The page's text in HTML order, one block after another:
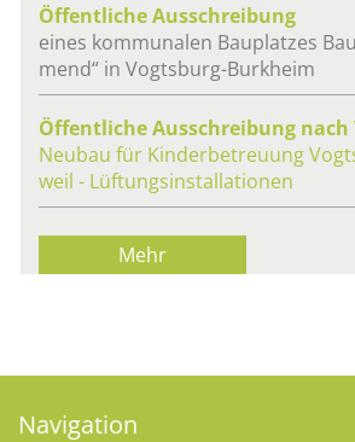
Öf­fent­li­che Aus­schrei­bung
eines kom­mu­na­len Bau­plat­zes
mend“ in Vogts­burg-Burk­heim
Öf­fent­li­che Aus­schrei­bung nach
Neu­bau für Kin­der­be­treu­ung
weil - Lüf­tungs­in­stal­la­tio­nen
Mehr
Navigation